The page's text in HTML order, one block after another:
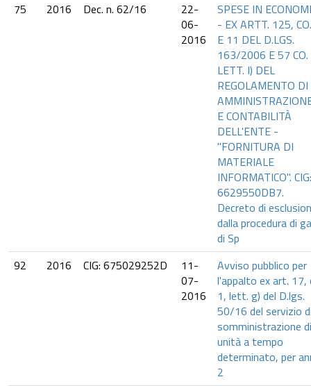
75
2016 Dec. n. 62/16
22-
06-
2016
SPESE IN
- EX ARTT. 125,
E 11 DEL D.LGS.
163/2006 E 57
LETT. I) DEL
REGOLAMENTO DI
E CONTABILITÀ
DELL'ENTE -
"FORNITURA DI
MATERIALE
INFORMATICO". CIG:
6629550DB7.
Decreto di
dalla procedura di
di Sp
92
2016 CIG: 675029252D
11-
07-
2016
Avviso pubblico per
l'appalto ex art. 17,
1, lett. g) del D.lgs.
50/16 del servizio
somministrazione
unità a tempo
determinato, per
2